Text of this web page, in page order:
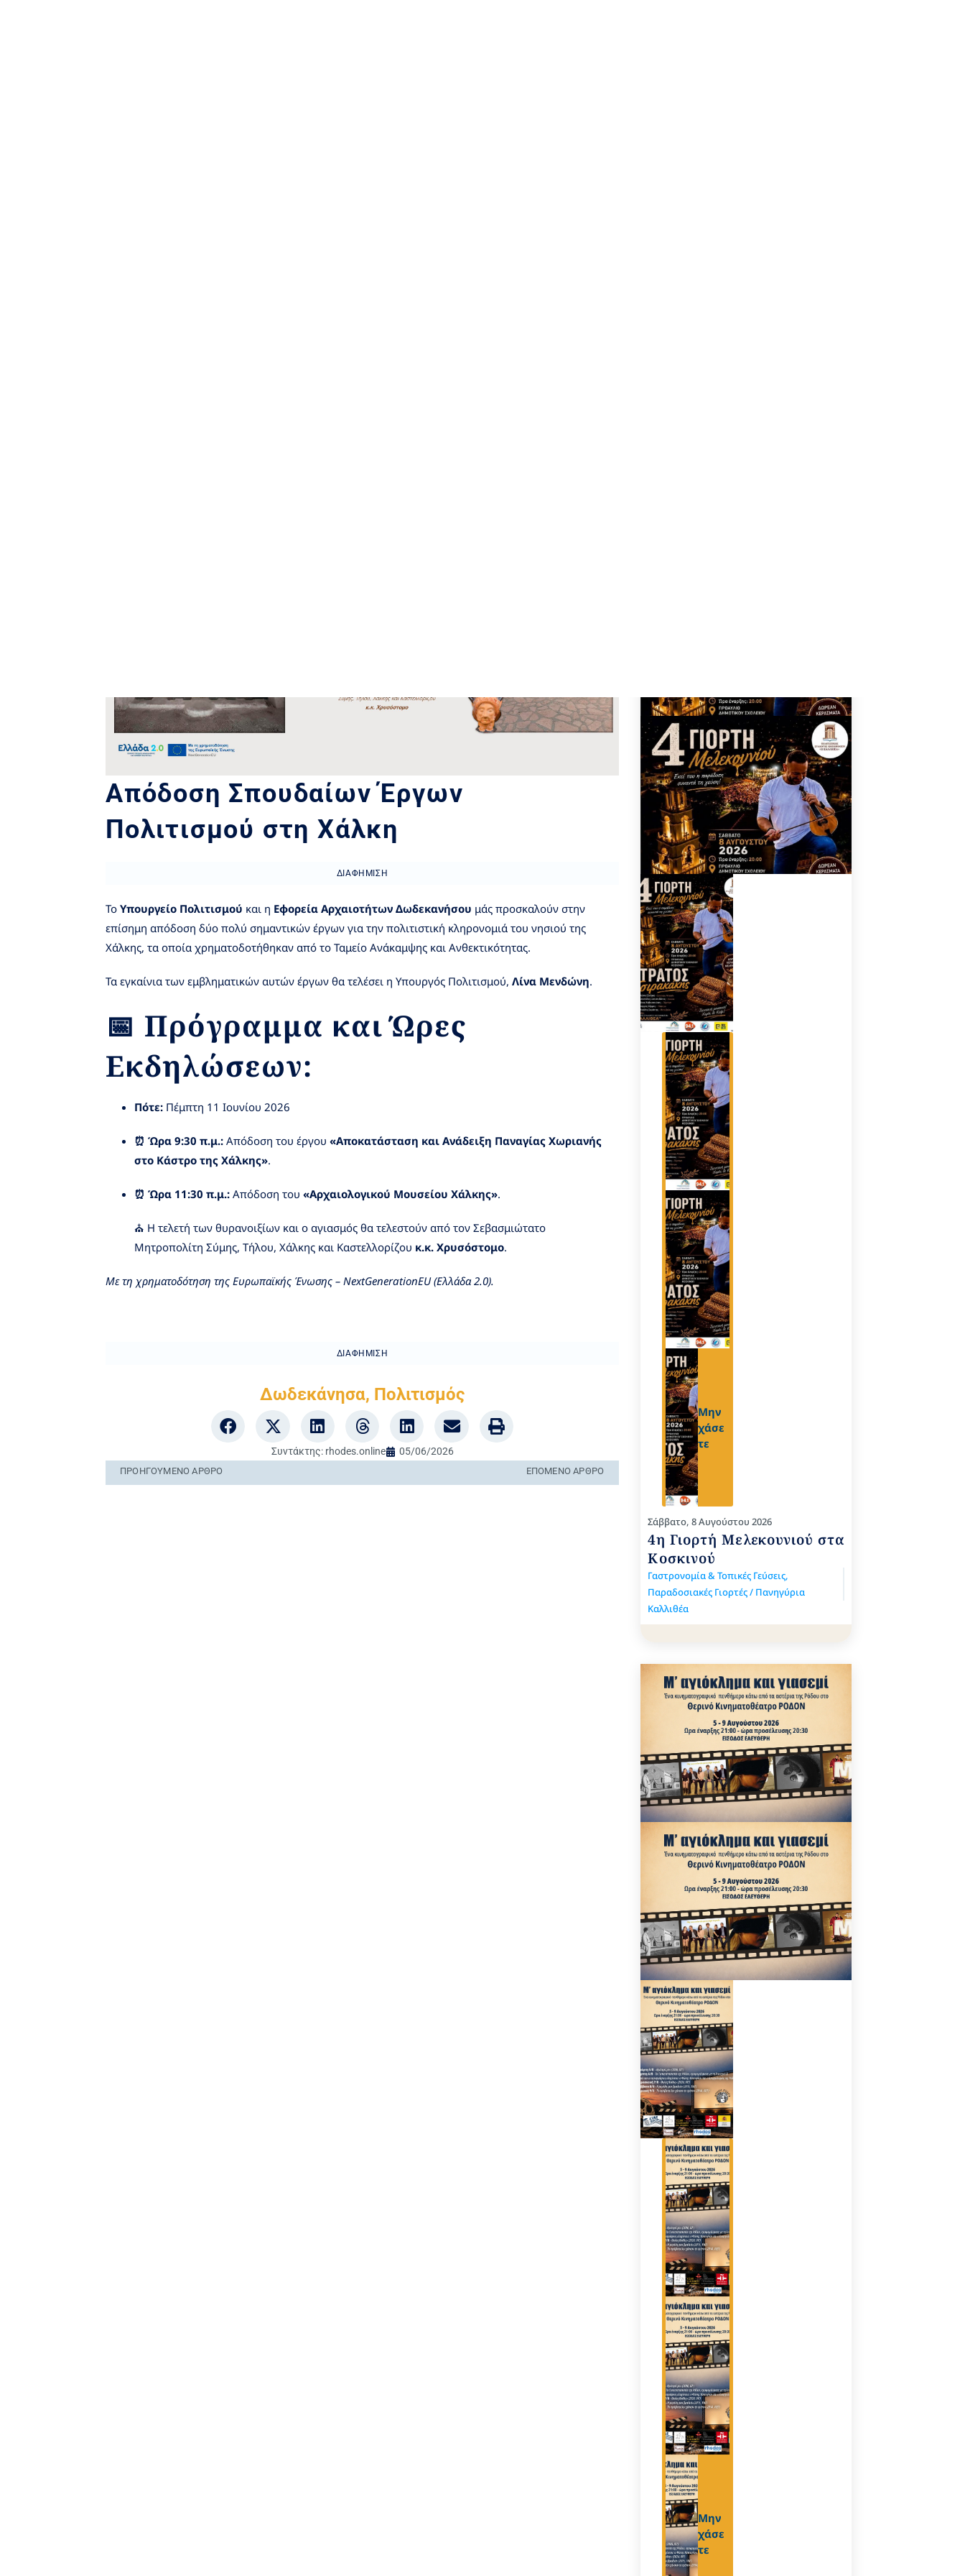
Απόδοση Σπουδαίων Έργων
Πολιτισμού στη Χάλκη
ΔΙΑΦΉΜΙΣΗ
Το Υπουργείο Πολιτισμού και η Εφορεία Αρχαιοτήτων Δωδεκανήσου μάς προσκαλούν στην
επίσημη απόδοση δύο πολύ σημαντικών έργων για την πολιτιστική κληρονομιά του νησιού της
Χάλκης, τα οποία χρηματοδοτήθηκαν από το Ταμείο Ανάκαμψης και Ανθεκτικότητας.
Τα εγκαίνια των εμβληματικών αυτών έργων θα τελέσει η Υπουργός Πολιτισμού, Λίνα Μενδώνη.
📅 Πρόγραμμα και Ώρες
Εκδηλώσεων:
Πότε: Πέμπτη 11 Ιουνίου 2026
⏰ Ώρα 9:30 π.μ.: Απόδοση του έργου «Αποκατάσταση και Ανάδειξη Παναγίας Χωριανής
στο Κάστρο της Χάλκης».
⏰ Ώρα 11:30 π.μ.: Απόδοση του «Αρχαιολογικού Μουσείου Χάλκης».
⛪ Η τελετή των θυρανοιξίων και ο αγιασμός θα τελεστούν από τον Σεβασμιώτατο
Μητροπολίτη Σύμης, Τήλου, Χάλκης και Καστελλορίζου κ.κ. Χρυσόστομο.
Με τη χρηματοδότηση της Ευρωπαϊκής Ένωσης – NextGenerationEU (Ελλάδα 2.0).
ΔΙΑΦΉΜΙΣΗ
Δωδεκάνησα, Πολιτισμός
Συντάκτης:rhodes.online 05/06/2026
ΠΡΟΗΓΟΎΜΕΝO ΆΡΘΡΟ ΕΠΌΜΕΝΟ ΆΡΘΡΟ
Μην
χάσε
τε
Σάββατο, 8 Αυγούστου 2026
4η Γιορτή Μελεκουνιού στα
Κοσκινού
Γαστρονομία & Τοπικές Γεύσεις,
Παραδοσιακές Γιορτές / Πανηγύρια
Καλλιθέα
Μην
χάσε
τε